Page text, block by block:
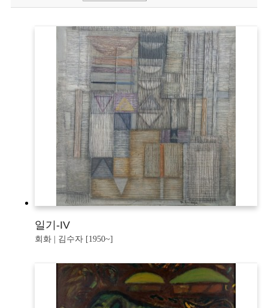
일기-IV
회화 | 김수자 [1950~]